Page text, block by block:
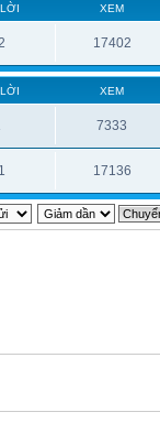
XEM
17402
XEM
7333
17136